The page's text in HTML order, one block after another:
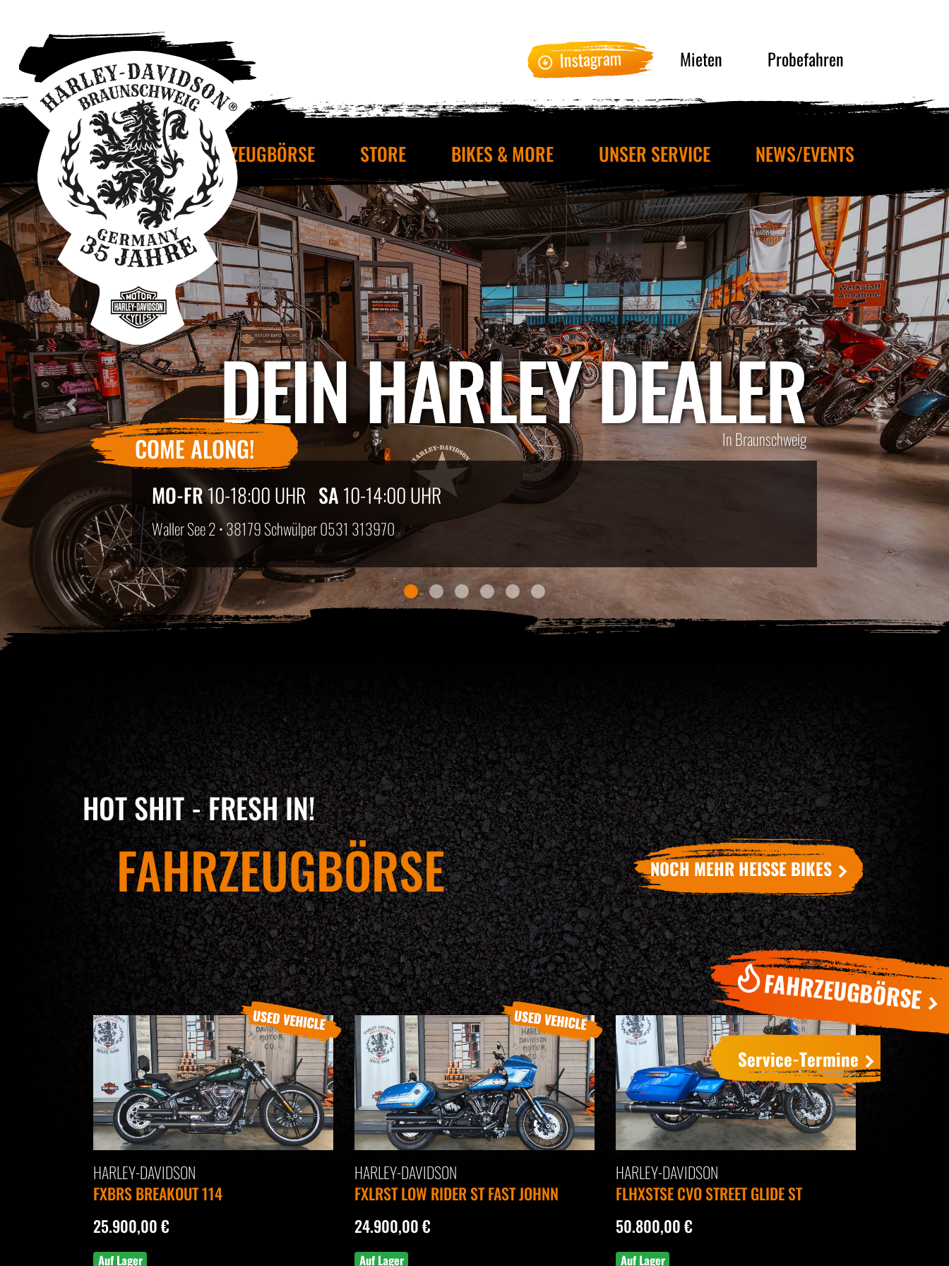
FAHRZEUGBÖRSE
Service-Termine
Instagram Mieten Probefahren
FAHRZEUGBÖRSE STORE BIKES & MORE UNSER SERVICE NEWS/EVENTS
Previous Next
DEIN HARLEY DEALER
In Braunschweig
COME ALONG!
MO-FR10-18:00 UHR SA10-14:00 UHR
Waller See 2 • 38179 Schwülper0531 313970
HOT SHIT - FRESH IN!
FAHRZEUGBÖRSE NOCH MEHR HEISSE BIKES
HARLEY-DAVIDSON
FXBRS BREAKOUT 114
25.900,00 €
Auf Lager
HARLEY-DAVIDSON
FXLRST LOW RIDER ST FAST JOHNN
24.900,00 €
Auf Lager
HARLEY-DAVIDSON
FLHXSTSE CVO STREET GLIDE ST
50.800,00 €
Auf Lager